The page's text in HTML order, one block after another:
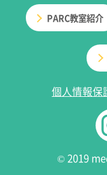
PARC教室紹介
個人情報保
© 2019